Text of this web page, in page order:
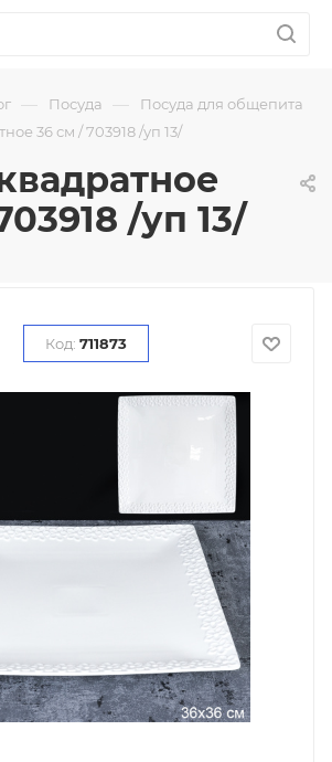
— Посуда — Посуда для общепита
36 см / 703918 /уп 13/
/уп 13/
Код: 711873